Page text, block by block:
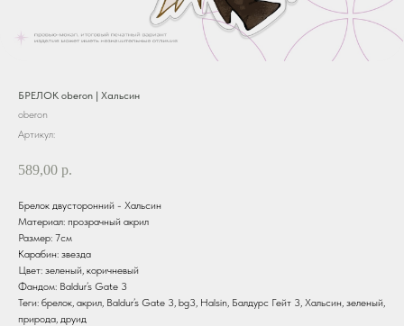
БРЕЛОК oberon | Хальсин
oberon
Артикул:
589,00 р.
Брелок двусторонний - Хальсин
Материал: прозрачный акрил
Размер: 7см
Карабин: звезда
Цвет: зеленый, коричневый
Фандом: Baldur’s Gate 3
Теги: брелок, акрил, Baldur’s Gate 3, bg3, Halsin, Балдурс Гейт 3, Хальсин, зеленый,
природа, друид